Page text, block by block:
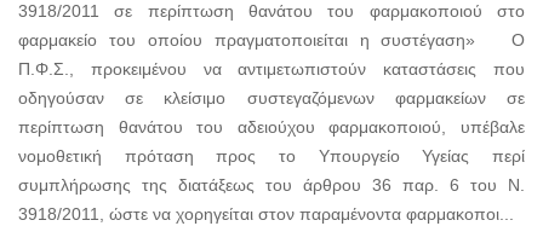
3918/2011 σε περίπτωση θανάτου του φαρμακοποιού στο
φαρμακείο του οποίου πραγματοποιείται η συστέγαση» Ο
Π.Φ.Σ., προκειμένου να αντιμετωπιστούν καταστάσεις που
οδηγούσαν σε κλείσιμο συστεγαζόμενων φαρμακείων σε
περίπτωση θανάτου του αδειούχου φαρμακοποιού, υπέβαλε
νομοθετική πρόταση προς το Υπουργείο Υγείας περί
συμπλήρωσης της διατάξεως του άρθρου 36 παρ. 6 του Ν.
3918/2011, ώστε να χορηγείται στον παραμένοντα φαρμακοποι...